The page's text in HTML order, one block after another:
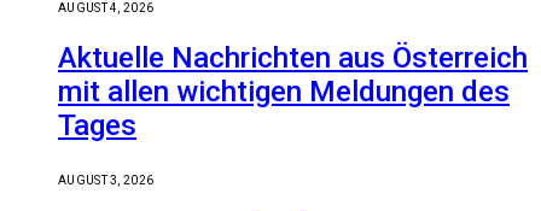
AUGUST 4, 2026
Aktuelle Nachrichten aus Österreich
mit allen wichtigen Meldungen des
Tages
AUGUST 3, 2026